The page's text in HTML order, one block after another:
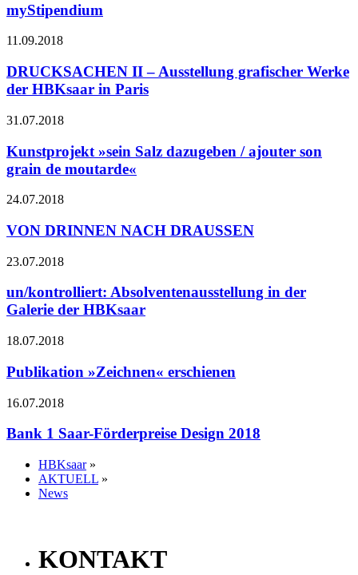
myStipendium
11.09.2018
DRUCKSACHEN II – Ausstellung grafischer Werke
der HBKsaar in Paris
31.07.2018
Kunstprojekt »sein Salz dazugeben / ajouter son
grain de moutarde«
24.07.2018
VON DRINNEN NACH DRAUSSEN
23.07.2018
un/kontrolliert: Absolventenausstellung in der
Galerie der HBKsaar
18.07.2018
Publikation »Zeichnen« erschienen
16.07.2018
Bank 1 Saar-Förderpreise Design 2018
HBKsaar»
AKTUELL »
News
KONTAKT